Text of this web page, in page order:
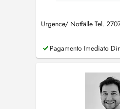
Urgence/ Notfälle Tel.
Pagamento Imediato